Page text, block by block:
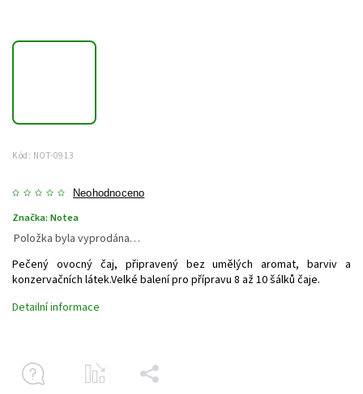
Kód: NOT-0913
Neohodnoceno
Značka: Notea
Položka byla vyprodána…
Pečený ovocný čaj, připravený bez umělých aromat, barviv a
konzervačních látek.Velké balení pro přípravu 8 až 10 šálků čaje.
Detailní informace